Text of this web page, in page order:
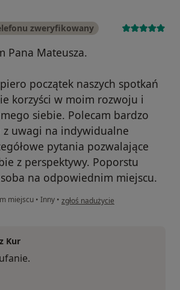
zweryfikowany
Pana Mateusza.
początek naszych spotkań
korzyści w moim rozwoju i
siebie. Polecam bardzo
z uwagi na indywidualne
pytania pozwalające
z perspektywy. Poporstu
na odpowiednim miejscu.
miejscu • Inny • w opinii użytkownika PK
zgłoś nadużycie
Kur